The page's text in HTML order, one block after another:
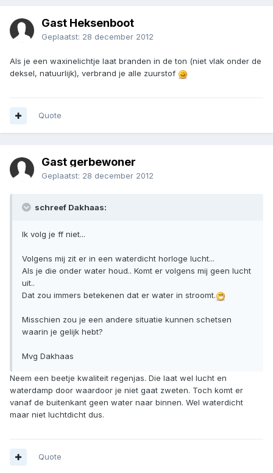
Gast Heksenboot
Geplaatst: 28 december 2012
Als je een waxinelichtje laat branden in de ton (niet vlak onder de
deksel, natuurlijk), verbrand je alle zuurstof
Quote
Gast gerbewoner
Geplaatst: 28 december 2012
schreef Dakhaas:
Ik volg je ff niet...
Volgens mij zit er in een waterdicht horloge lucht...
Als je die onder water houd.. Komt er volgens mij geen lucht
uit..
Dat zou immers betekenen dat er water in stroomt.
Misschien zou je een andere situatie kunnen schetsen
waarin je gelijk hebt?
Mvg Dakhaas
Neem een beetje kwaliteit regenjas. Die laat wel lucht en
waterdamp door waardoor je niet gaat zweten. Toch komt er
vanaf de buitenkant geen water naar binnen. Wel waterdicht
maar niet luchtdicht dus.
Quote